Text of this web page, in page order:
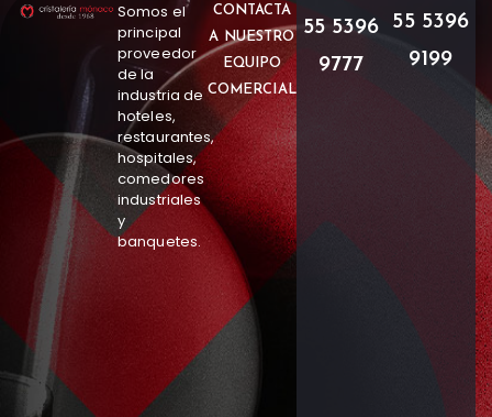
Somos el
principal
proveedor
de la
industria de
hoteles,
restaurantes,
hospitales,
comedores
industriales
y
banquetes.
CONTACTA
A NUESTRO
EQUIPO
COMERCIAL
55 5396
9777
55 5396
9199